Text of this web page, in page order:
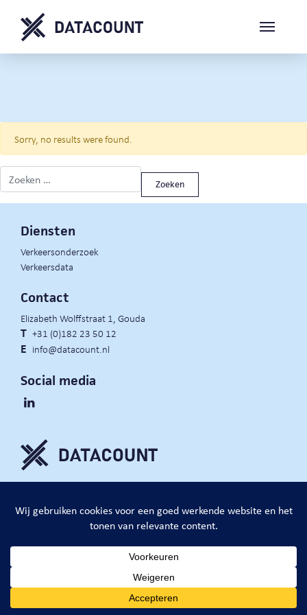
Sorry, no results were found.
Zoeken naar:
Diensten
Verkeersonderzoek
Verkeersdata
Contact
Elizabeth Wolffstraat 1, Gouda
T +31 (0)182 23 50 12
E info@datacount.nl
Social media
DataCount B.V.
privacy policy
algemene voorwaarden